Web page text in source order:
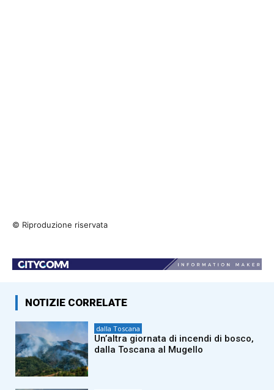
© Riproduzione riservata
NOTIZIE CORRELATE
dalla Toscana
Un’altra giornata di incendi di bosco,
dalla Toscana al Mugello